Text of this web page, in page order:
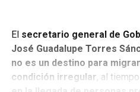
El secretario general de
José Guadalupe Torres
no es un destino para
condición irregular, al